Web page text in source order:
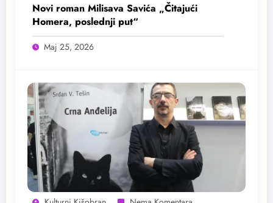
Novi roman Milisava Savića „Čitajući
Homera, poslednji put“
Maj 25, 2026